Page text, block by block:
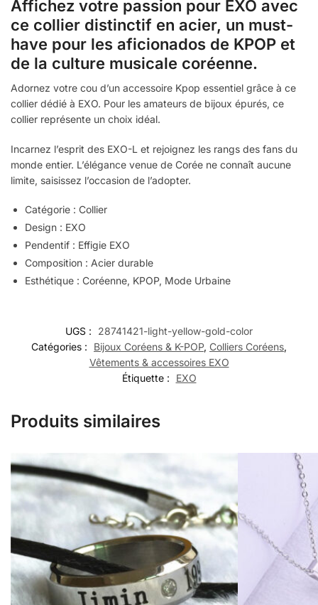
Affichez votre passion pour EXO avec
ce collier distinctif en acier, un must-
have pour les aficionados de KPOP et
de la culture musicale coréenne.
Adornez votre cou d’un accessoire Kpop essentiel grâce à ce
collier dédié à EXO. Pour les amateurs de bijoux épurés, ce
collier représente un choix idéal.
Incarnez l’esprit des EXO-L et rejoignez les rangs des fans du
monde entier. L’élégance venue de Corée ne connaît aucune
limite, saisissez l’occasion de l’adopter.
Catégorie : Collier
Design : EXO
Pendentif : Effigie EXO
Composition : Acier durable
Esthétique : Coréenne, KPOP, Mode Urbaine
UGS :
28741421-light-yellow-gold-color
Catégories :
Bijoux Coréens & K-POP, Colliers Coréens,
Vêtements & accessoires EXO
Étiquette :
EXO
Produits similaires